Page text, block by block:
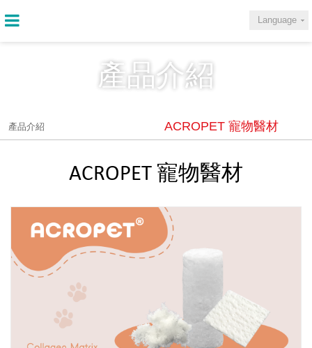
Language
產品介紹
產品介紹 ACROPET 寵物醫材
ACROPET 寵物醫材